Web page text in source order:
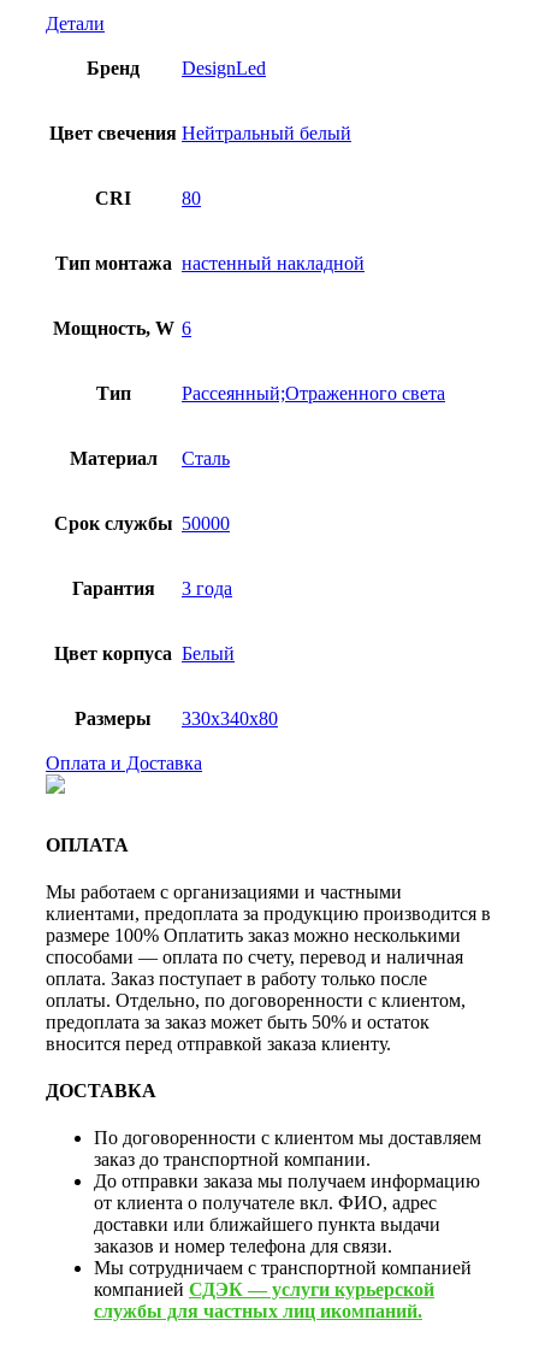
Детали
Бренд DesignLed
Цвет свечения Нейтральный белый
CRI 80
Тип монтажа настенный накладной
Мощность, W 6
Тип Рассеянный;Отраженного света
Материал Сталь
Срок службы 50000
Гарантия 3 года
Цвет корпуса Белый
Размеры 330x340x80
Оплата и Доставка
ОПЛАТА
Мы работаем с организациями и частными
клиентами, предоплата за продукцию производится в
размере 100% Оплатить заказ можно несколькими
способами — оплата по счету, перевод и наличная
оплата. Заказ поступает в работу только после
оплаты. Отдельно, по договоренности с клиентом,
предоплата за заказ может быть 50% и остаток
вносится перед отправкой заказа клиенту.
ДОСТАВКА
По договоренности с клиентом мы доставляем
заказ до транспортной компании.
До отправки заказа мы получаем информацию
от клиента о получателе вкл. ФИО, адрес
доставки или ближайшего пункта выдачи
заказов и номер телефона для связи.
Мы сотрудничаем с транспортной компанией
компанией СДЭК — услуги курьерской
службы для частных лиц икомпаний.